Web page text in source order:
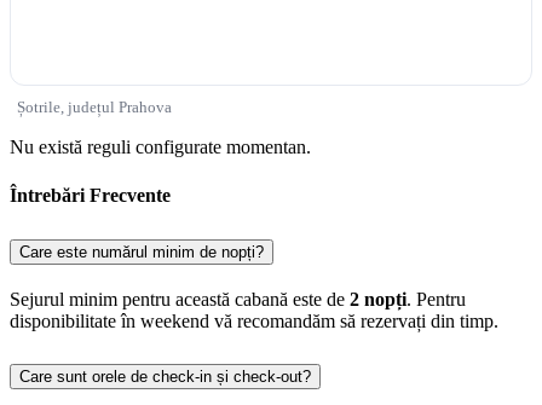
Șotrile, județul Prahova
Nu există reguli configurate momentan.
Întrebări Frecvente
Care este numărul minim de nopți?
Sejurul minim pentru această cabană este de 2 nopți. Pentru
disponibilitate în weekend vă recomandăm să rezervați din timp.
Care sunt orele de check-in și check-out?